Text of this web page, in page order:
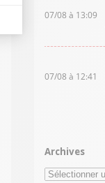
07/08 à 13:09
07/08 à 12:41
Archives
Archives